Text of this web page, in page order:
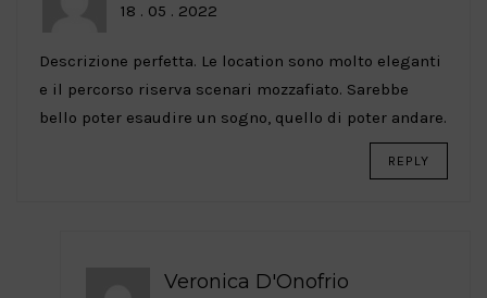
18 . 05 . 2022
Descrizione perfetta. Le location sono molto eleganti
e il percorso riserva scenari mozzafiato. Sarebbe
bello poter esaudire un sogno, quello di poter andare.
REPLY
Veronica D'Onofrio